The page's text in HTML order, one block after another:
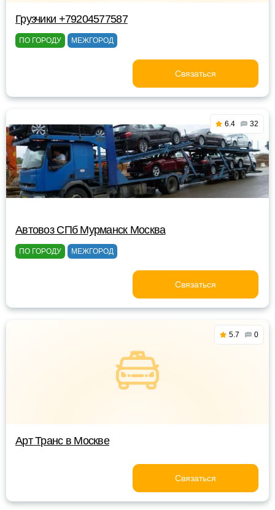
Грузчики +79204577587
ПО ГОРОДУ МЕЖГОРОД
Связаться
6.4 32
Автовоз СПб Мурманск Москва
ПО ГОРОДУ МЕЖГОРОД
Связаться
5.7 0
Арт Транс в Москве
Связаться